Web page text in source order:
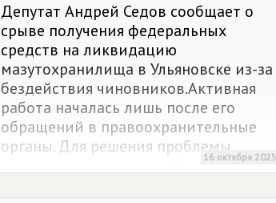
Депутат Андрей Седов сообщает о
срыве получения федеральных
средств на ликвидацию
мазутохранилища в Ульяновске из-за
бездействия чиновников.Активная
работа началась лишь после его
обращений в правоохранительные
органы. Для решения проблемы
предложено создать рабочую группу.
16 октября 2025